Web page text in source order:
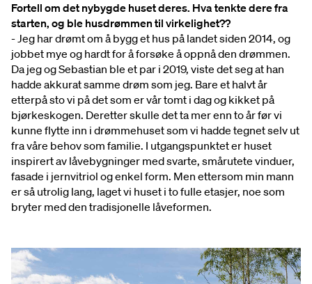
Fortell om det nybygde huset deres. Hva tenkte dere fra
starten, og ble husdrømmen til virkelighet??
- Jeg har drømt om å bygg et hus på landet siden 2014, og
jobbet mye og hardt for å forsøke å oppnå den drømmen.
Da jeg og Sebastian ble et par i 2019, viste det seg at han
hadde akkurat samme drøm som jeg. Bare et halvt år
etterpå sto vi på det som er vår tomt i dag og kikket på
bjørkeskogen. Deretter skulle det ta mer enn to år før vi
kunne flytte inn i drømmehuset som vi hadde tegnet selv ut
fra våre behov som familie. I utgangspunktet er huset
inspirert av låvebygninger med svarte, smårutete vinduer,
fasade i jernvitriol og enkel form. Men ettersom min mann
er så utrolig lang, laget vi huset i to fulle etasjer, noe som
bryter med den tradisjonelle låveformen.